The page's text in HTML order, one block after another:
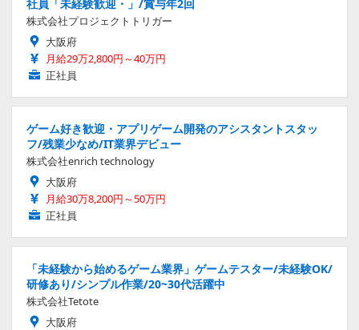
社員「未経験歓迎・」/賞与年2回
株式会社プロジェクトトリガー
大阪府
月給29万2,800円～40万円
正社員
ゲーム好き歓迎・アプリゲーム開発のアシスタントスタッ
フ/残業少なめ/IT業界デビュー
株式会社enrich technology
大阪府
月給30万8,200円～50万円
正社員
「未経験から始めるゲーム業界」ゲームテスター/未経験OK/
研修あり/シンプル作業/20~30代活躍中
株式会社Tetote
大阪府